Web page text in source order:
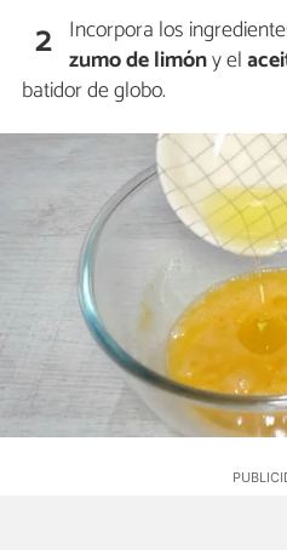
2 Incorpora los
zumo de limóny el
batidor de globo.